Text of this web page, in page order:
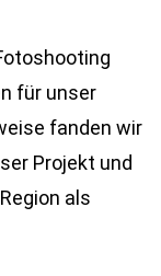
für unser
fanden wir
Projekt und
als